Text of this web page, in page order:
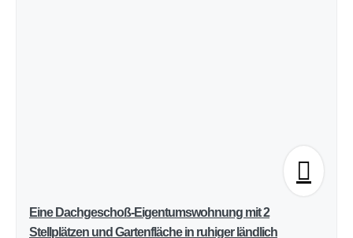
Eine Dachgeschoß-Eigentumswohnung mit 2
Stellplätzen und Gartenfläche in ruhiger ländlich